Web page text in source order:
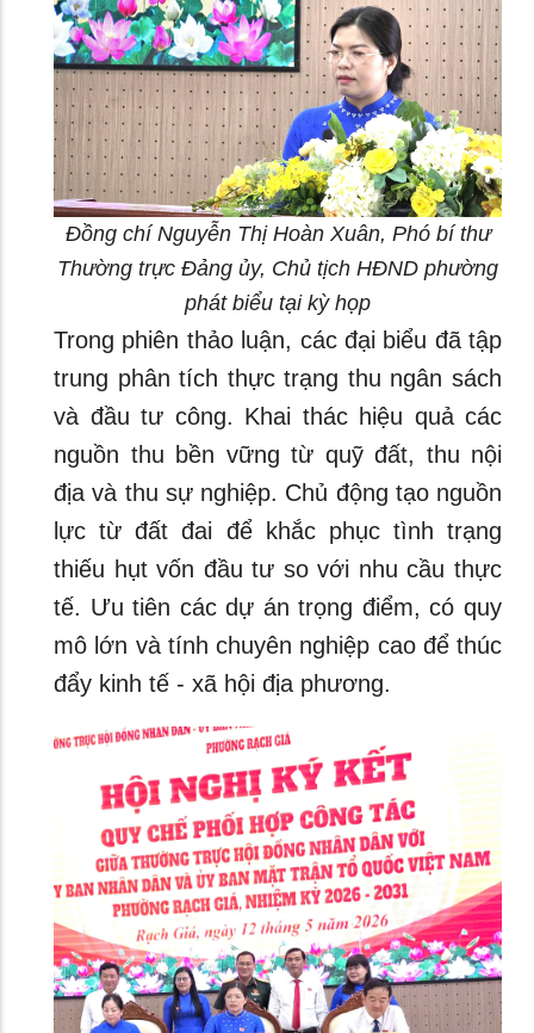
Đồng chí Nguyễn Thị Hoàn Xuân, Phó bí thư
Thường trực Đảng ủy, Chủ tịch HĐND phường
phát biểu tại kỳ họp
Trong phiên thảo luận, các đại biểu đã tập
trung phân tích thực trạng thu ngân sách
và đầu tư công. Khai thác hiệu quả các
nguồn thu bền vững từ quỹ đất, thu nội
địa và thu sự nghiệp. Chủ động tạo nguồn
lực từ đất đai để khắc phục tình trạng
thiếu hụt vốn đầu tư so với nhu cầu thực
tế. Ưu tiên các dự án trọng điểm, có quy
mô lớn và tính chuyên nghiệp cao để thúc
đẩy kinh tế - xã hội địa phương.